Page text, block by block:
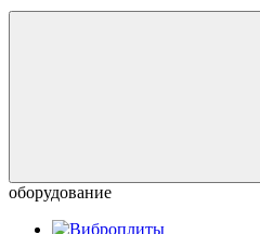
оборудование